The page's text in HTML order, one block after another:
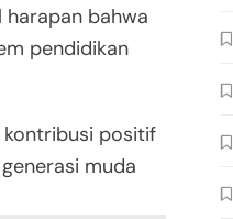
bahwa
pendidikan
kontribusi positif
muda